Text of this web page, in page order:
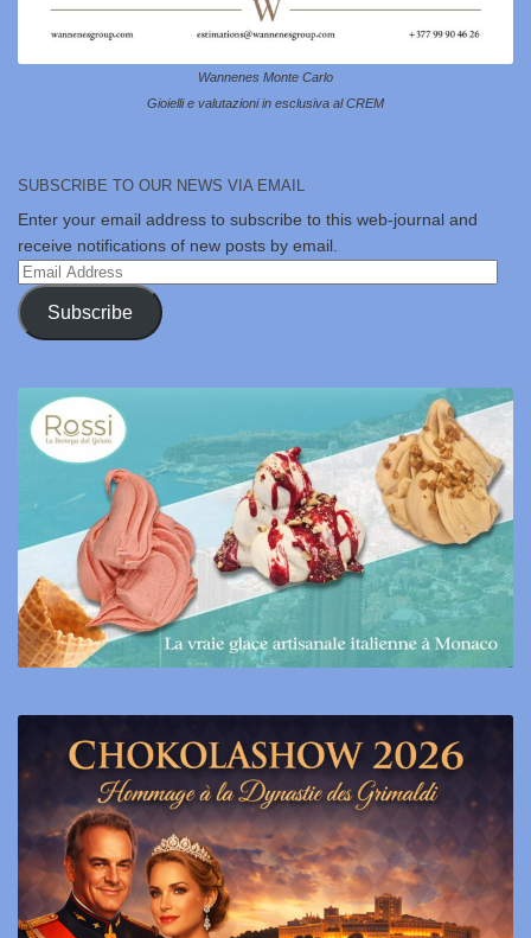
Wannenes Monte Carlo
Gioielli e valutazioni in esclusiva al CREM
SUBSCRIBE TO OUR NEWS VIA EMAIL
Enter your email address to subscribe to this web-journal and
receive notifications of new posts by email.
Email
Address
Subscribe